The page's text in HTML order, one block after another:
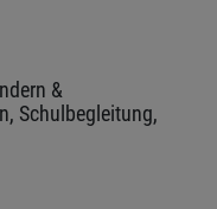
&
Schulbegleitung,